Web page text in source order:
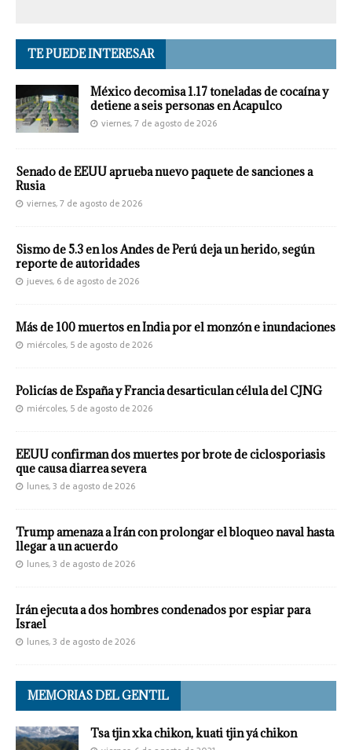
TE PUEDE INTERESAR
México decomisa 1.17 toneladas de cocaína y
detiene a seis personas en Acapulco
viernes, 7 de agosto de 2026
Senado de EEUU aprueba nuevo paquete de sanciones a
Rusia
viernes, 7 de agosto de 2026
Sismo de 5.3 en los Andes de Perú deja un herido, según
reporte de autoridades
jueves, 6 de agosto de 2026
Más de 100 muertos en India por el monzón e inundaciones
miércoles, 5 de agosto de 2026
Policías de España y Francia desarticulan célula del CJNG
miércoles, 5 de agosto de 2026
EEUU confirman dos muertes por brote de ciclosporiasis
que causa diarrea severa
lunes, 3 de agosto de 2026
Trump amenaza a Irán con prolongar el bloqueo naval hasta
llegar a un acuerdo
lunes, 3 de agosto de 2026
Irán ejecuta a dos hombres condenados por espiar para
Israel
lunes, 3 de agosto de 2026
MEMORIAS DEL GENTIL
Tsa tjin xka chikon, kuati tjin yá chikon